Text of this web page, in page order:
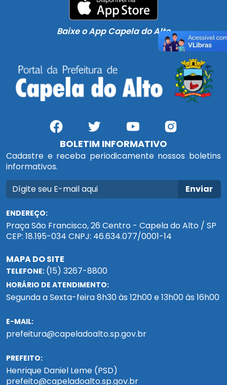
Baixe o App Capela do Alto
BOLETIM INFORMATIVO
Cadastre e receba periodicamente nossos boletins
informativos.
Enviar
ENDEREÇO:
Praça São Francisco, 26 Centro - Capela do Alto / SP
CEP: 18.195-034 CNPJ: 46.634.077/0001-14
MAPA DO SITE
TELEFONE: (15) 3267-8800
HORÁRIO DE ATENDIMENTO:
Segunda a Sexta-feira 8h30 às 12h00 e 13h00 às 16h00
E-MAIL:
prefeitura@capeladoalto.sp.gov.br
PREFEITO:
Henrique Daniel Leme (PSD)
prefeito@capeladoalto.sp.gov.br